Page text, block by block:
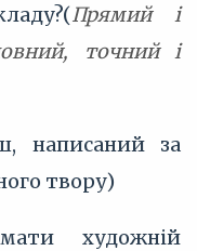
Прямий і
точний і
написаний за
твору)
художній